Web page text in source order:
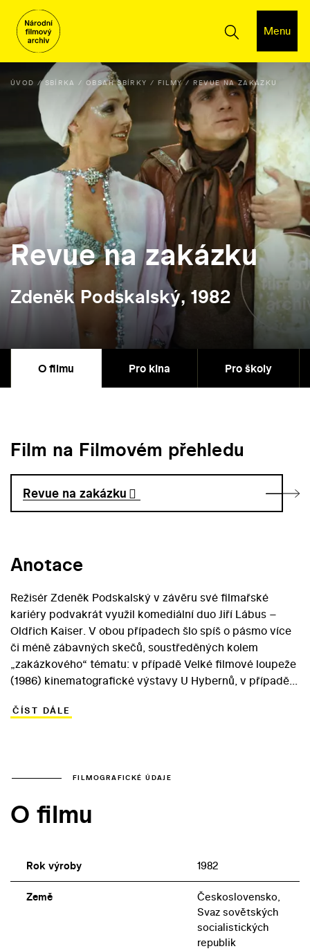
Menu
ÚVOD SBÍRKA OBSAH SBÍRKY FILMY REVUE NA ZAKÁZKU
Revue na zakázku
Zdeněk Podskalský, 1982
O filmu Pro kina Pro školy
Film na Filmovém přehledu
Revue na zakázku
Anotace
Režisér Zdeněk Podskalský v závěru své filmařské
kariéry podvakrát využil komediální duo Jiří Lábus –
Oldřich Kaiser. V obou případech šlo spíš o pásmo více
či méně zábavných skečů, soustředěných kolem
„zakázkového“ tématu: v případě Velké filmové loupeže
(1986) kinematografické výstavy U Hybernů, v případě
kazašské kulturní vzájemnosti. V rámci přípravy na
nastudovala kazašský folklór. Hranice mezi realitou a
Vedle dvojice populárních hlavních představitelů se ve
Vondráčková a Karel Černoch.
ČÍST DÁLE
FILMOGRAFICKÉ ÚDAJE
O filmu
Rok výroby 1982
Země
Československo,
Svaz sovětských
socialistických
republik